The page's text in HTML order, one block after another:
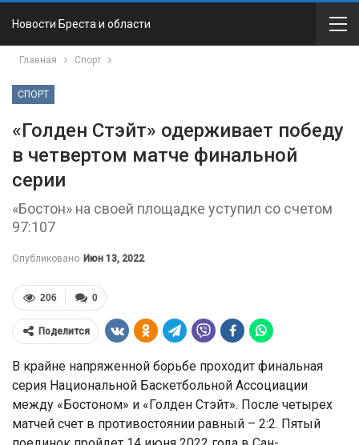
Новости Бреста и области
Главная Спорт
СПОРТ
«Голден Стэйт» одерживает победу
в четвертом матче финальной
серии
«Бостон» на своей площадке уступил со счетом
97:107
Опубликовано Июн 13, 2022
0
206
Поделится
В крайне напряженной борьбе проходит финальная
серия Национальной Баскетбольной Ассоциации
между «Бостоном» и «Голден Стэйт». После четырех
матчей счет в противостоянии равный – 2:2. Пятый